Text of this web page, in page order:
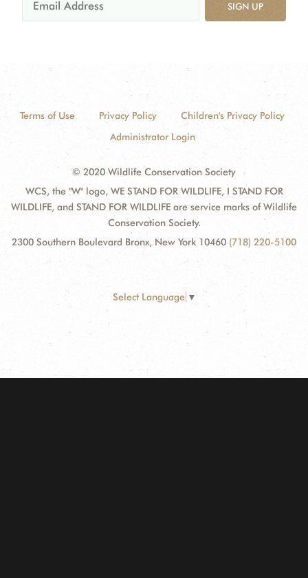
SIGN UP
Terms of Use Privacy Policy
Children's Privacy Policy
Administrator Login
© 2020 Wildlife Conservation Society
WCS, the "W" logo, WE STAND FOR WILDLIFE, I STAND FOR
WILDLIFE, and STAND FOR WILDLIFE are service marks of Wildlife
Conservation Society.
2300 Southern Boulevard Bronx, New York 10460 (718) 220-5100
Select Language ▼